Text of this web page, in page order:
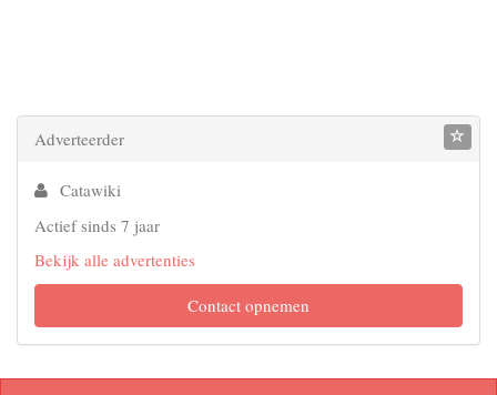
Adverteerder
Catawiki
Actief sinds 7 jaar
Bekijk alle advertenties
Contact opnemen